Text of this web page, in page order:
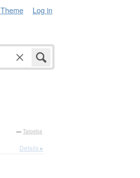
Theme Log in
— Tatoeba
Details ▸